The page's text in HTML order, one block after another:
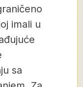
imali u
sa